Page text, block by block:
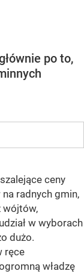
po to,
ceny
radnych gmin,
wójtów,
w wyborach
dużo.
ręce
władzę